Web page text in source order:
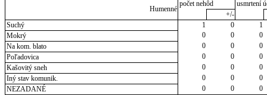
Humenné
počet nehôd
usmrtení
+/-
Suchý
1 0
1
Mokrý
0 0
0
Na kom. blato
0 0
0
Poľadovica
0 0
0
Kašovitý sneh
0 0
0
Iný stav komunik.
0 0
0
NEZADANÉ
0 0 0